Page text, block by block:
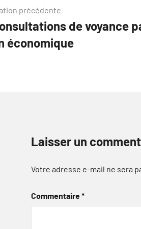
précédente
de voyance
économique
Laisser un
Votre adresse e-mail ne sera
Commentaire*